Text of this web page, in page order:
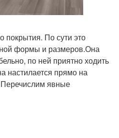
покрытия. По сути это
формы и размеров.Она
по ней приятно ходить
настилается прямо на
явные